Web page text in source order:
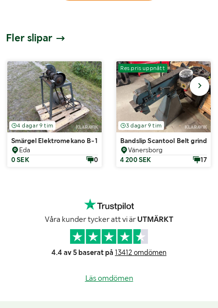
Fler slipar
4 dagar 9 tim
Smärgel Elektromekano B-174
Eda
0 SEK
0
Res.pris uppnått
3 dagar 9 tim
Bandslip Scantool Belt grinder
Vänersborg
4 200 SEK
17
Våra kunder tycker att vi är UTMÄRKT
4.4 av 5 baserat på 13412 omdömen
Läs omdömen